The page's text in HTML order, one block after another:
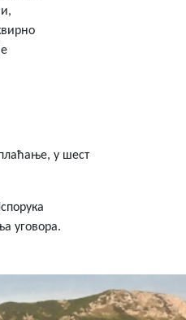
у шест
уговора.